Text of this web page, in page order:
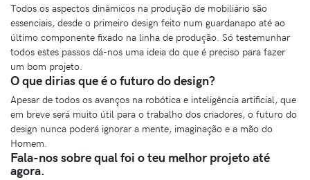
Todos os aspectos dinâmicos na produção de mobiliário são
essenciais, desde o primeiro design feito num guardanapo até ao
último componente fixado na linha de produção. Só testemunhar
todos estes passos dá-nos uma ideia do que é preciso para fazer
um bom projeto.
O que dirias que é o futuro do design?
Apesar de todos os avanços na robótica e inteligência artificial, que
em breve será muito útil para o trabalho dos criadores, o futuro do
design nunca poderá ignorar a mente, imaginação e a mão do
Homem.
Fala-nos sobre qual foi o teu melhor projeto até
agora.